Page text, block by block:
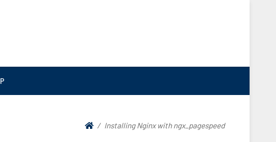
Installing Nginx with ngx_pagespeed